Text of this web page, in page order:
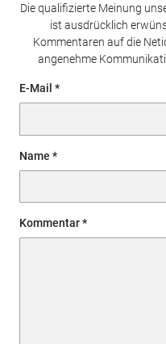
Die qualifizierte Meinung
ist ausdrücklich
Kommentaren auf die
angenehme
E-Mail
Name
Kommentar